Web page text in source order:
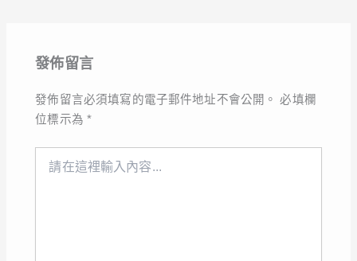
發佈留言
發佈留言必須填寫的電子郵件地址不會公開。 必填欄
位標示為*